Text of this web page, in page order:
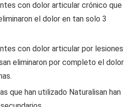
con dolor articular crónico que
el dolor en tan solo 3
con dolor articular por lesiones
eliminaron por completo el dolor
que han utilizado Naturalisan han